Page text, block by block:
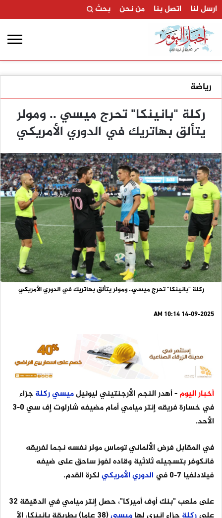
ارسل لنا اتصل بنا من نحن بحث
رياضة
ركلة "بانينكا" تحرج ميسي .. ومولر
يتألق بهاتريك في الدوري الأمريكي
ركلة "بانينكا" تحرج ميسي.. ومولر يتألق بهاتريك في الدوري الأمريكي
14-09-2025 10:14 AM
أخبار اليوم- أهدر النجم الأرجنتيني ليونيلميسيركلةجزاء
في خسارة فريقه إنتر ميامي أمام مضيفه شارلوت إف سي 0-3
الأحد.
في المقابل فرض الألماني توماس مولر نفسه نجما لفريقه
فانكوفر بتسجيله ثلاثية وقاده لفوز ساحق على ضيفه
فيلادلفيا 7-0 في
الدوريالأمريكيلكرة القدم.
على ملعب "بنك أوف أميركا"، حصل إنتر ميامي في الدقيقة 32